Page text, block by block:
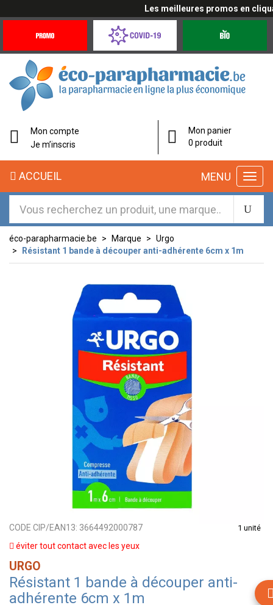
Les meilleures promos en
Offres
Coronavirus
éco-
parapharmacie.fr
éco-
parapharmacie.fr
Mon compte
Je m’inscris
Mon panier
0 produit
MENU
ACCUEIL
éco-parapharmacie.be Marque
Urgo
Résistant 1 bande à découper anti-adhérente 6cm x 1m
CODE CIP/EAN13: 3664492000787 1 unité
éviter tout contact avec les yeux
URGO
Résistant 1 bande à découper anti-
adhérente 6cm x 1m